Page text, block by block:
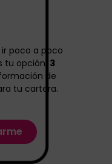
ir poco a poco
tu opción, 3
de
tu cartera.